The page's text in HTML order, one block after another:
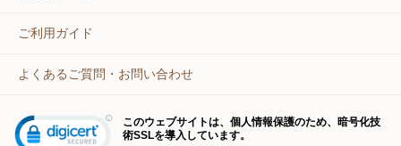
ご利用ガイド
よくあるご質問・お問い合わせ
このウェブサイトは、個人情報保護のため、暗号化技
術SSLを導入しています。